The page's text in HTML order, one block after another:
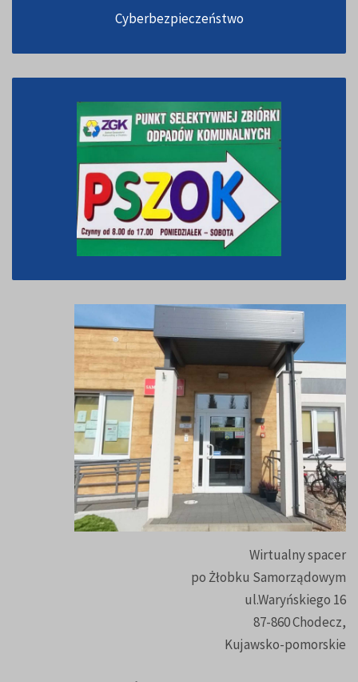
Cyberbezpieczeństwo
Wirtualny spacer
po Żłobku Samorządowym
ul.Waryńskiego 16
87-860 Chodecz,
Kujawsko-pomorskie